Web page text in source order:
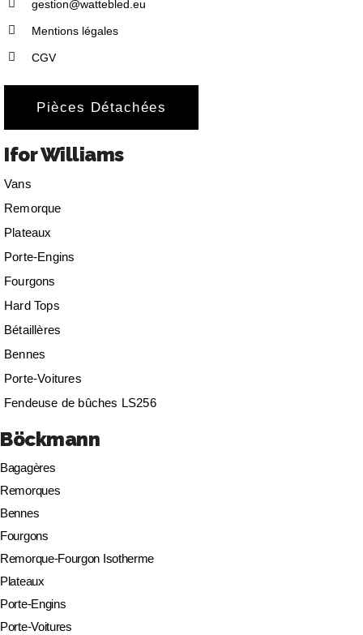
gestion@wattebled.eu
Mentions légales
CGV
Pièces Détachées
Ifor Williams
Vans
Remorque
Plateaux
Porte-Engins
Fourgons
Hard Tops
Bétaillères
Bennes
Porte-Voitures
Fendeuse de bûches LS256
Böckmann
Bagagères
Remorques
Bennes
Fourgons
Remorque-Fourgon Isotherme
Plateaux
Porte-Engins
Porte-Voitures